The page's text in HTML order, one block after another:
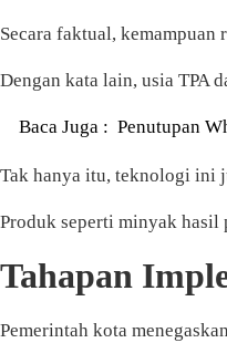
Secara faktual, kemampuan
Dengan kata lain, usia TPA
Baca Juga : Penutupan
Tak hanya itu, teknologi ini
Produk seperti minyak hasil
Tahapan
Pemerintah kota